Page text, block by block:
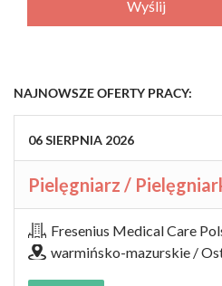
NAJNOWSZE OFERTY PRACY:
06SIERPNIA 2026
Pielęgniarz /
Fresenius Medical Care
warmińsko-mazurskie /